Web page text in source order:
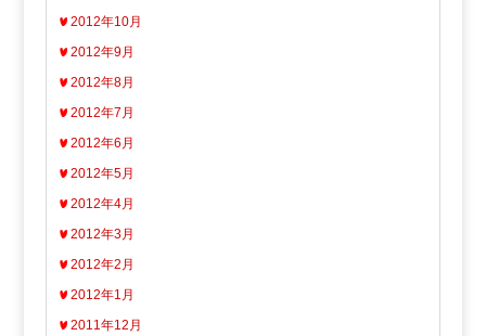
2012年10月
2012年9月
2012年8月
2012年7月
2012年6月
2012年5月
2012年4月
2012年3月
2012年2月
2012年1月
2011年12月